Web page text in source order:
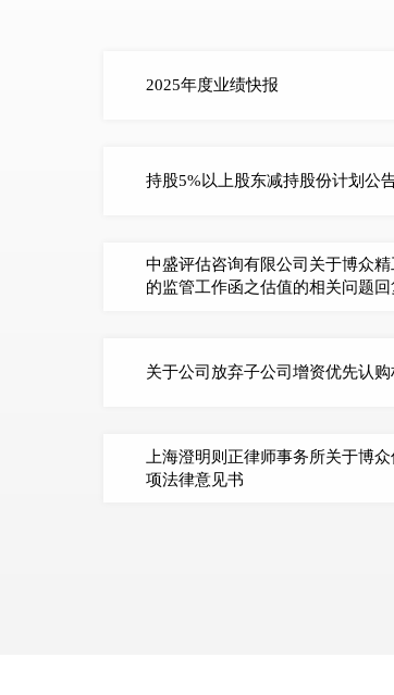
2025年度业绩快报
持股5%以上股东减持股份计划公
中盛评估咨询有限公司关于博众
的监管工作函之估值的相关问题回
关于公司放弃子公司增资优先认
上海澄明则正律师事务所关于博
项法律意见书